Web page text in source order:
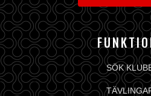
SÖK